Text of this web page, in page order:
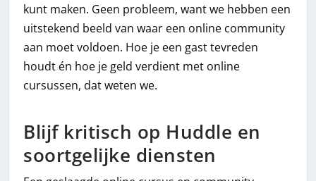
kunt maken. Geen probleem, want we hebben een
uitstekend beeld van waar een online community
aan moet voldoen. Hoe je een gast tevreden
houdt én hoe je geld verdient met online
cursussen, dat weten we.
Blijf kritisch op Huddle en
soortgelijke diensten